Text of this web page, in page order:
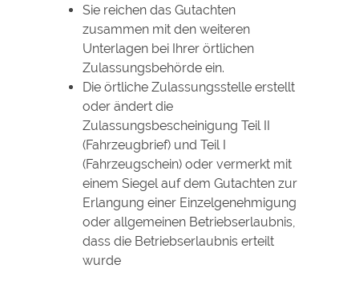
Sie reichen das Gutachten
zusammen mit den weiteren
Unterlagen bei Ihrer örtlichen
Zulassungsbehörde ein.
Die örtliche Zulassungsstelle erstellt
oder ändert die
Zulassungsbescheinigung Teil II
(Fahrzeugbrief) und Teil I
(Fahrzeugschein) oder vermerkt mit
einem Siegel auf dem Gutachten zur
Erlangung einer Einzelgenehmigung
oder allgemeinen Betriebserlaubnis,
dass die Betriebserlaubnis erteilt
wurde